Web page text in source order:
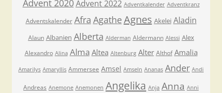
Advent 2020 Advent 2022 Adventkalender Adventkranz
Adventskalender Afra Agathe Agnes Akelei Aladin
Alaun Albanien Alberta Alderman Aldermann Alessi Alex
Alexandro Alina Alma Altea Altenburg Alter Althof Amalia
Amarilys Amaryllis Ammersee Amsel Amseln Ananas Ander Andi
Andreas Anemone Anemonen Angelika Anja Anna Anni